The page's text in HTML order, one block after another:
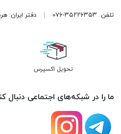
تلفن ۰۷۶-۳۵۲۲۶۳۵۳ دفتر ایران:
تحویل اکسپرس
ما را در شبکه‌های اجتماعی دنبال